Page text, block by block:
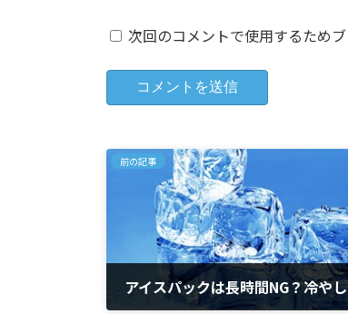
次回のコメントで使用するため
前の記事